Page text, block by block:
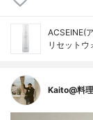
ACSEINE(
リセットウ
Kaito@料